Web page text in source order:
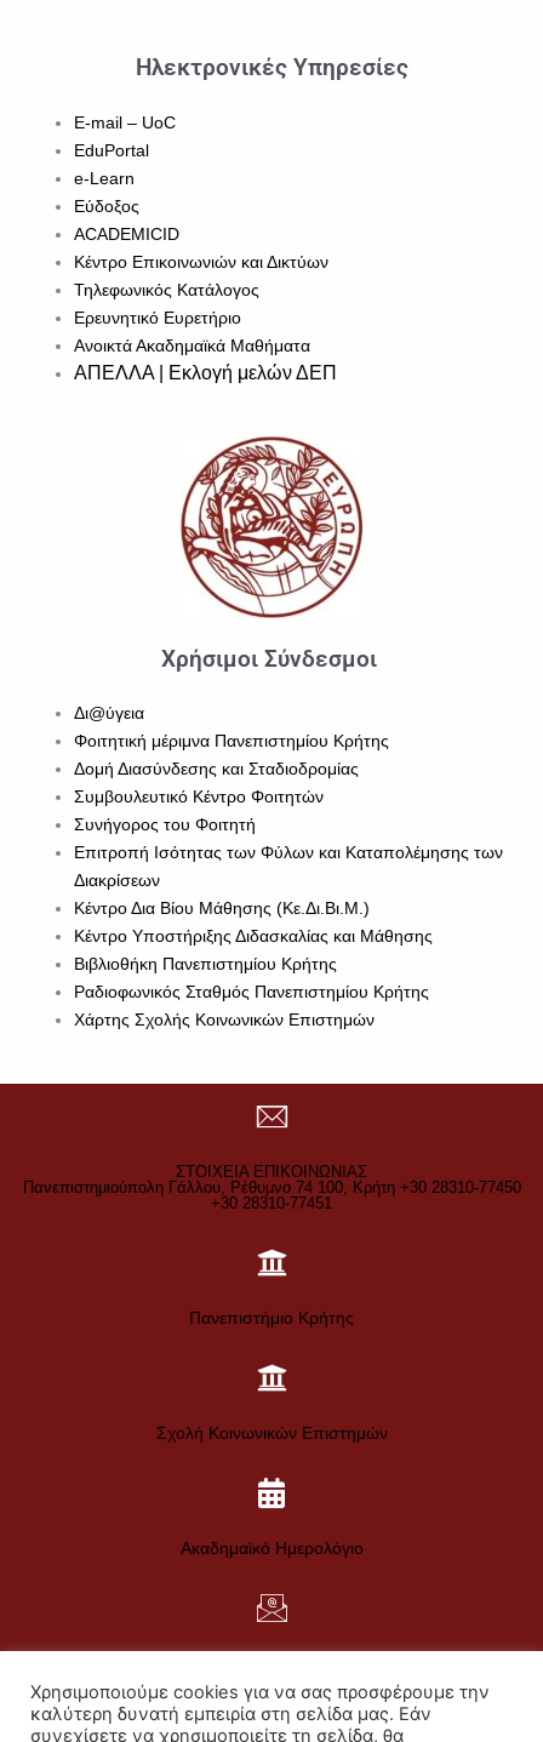
Ηλεκτρονικές Υπηρεσίες
E-mail – UoC
EduPortal
e-Learn
Εύδοξος
ACADEMICID
Κέντρο Επικοινωνιών και Δικτύων
Τηλεφωνικός Κατάλογος
Ερευνητικό Ευρετήριο
Ανοικτά Ακαδημαϊκά Μαθήματα
ΑΠΕΛΛΑ | Εκλογή μελών ΔΕΠ
Χρήσιμοι Σύνδεσμοι
Δι@ύγεια
Φοιτητική μέριμνα Πανεπιστημίου Κρήτης
Δομή Διασύνδεσης και Σταδιοδρομίας
Συμβουλευτικό Κέντρο Φοιτητών
Συνήγορος του Φοιτητή
Επιτροπή Ισότητας των Φύλων και Καταπολέμησης των
Διακρίσεων
Κέντρο Δια Βίου Μάθησης (Κε.Δι.Βι.Μ.)
Κέντρο Υποστήριξης Διδασκαλίας και Μάθησης
Βιβλιοθήκη Πανεπιστημίου Κρήτης
Ραδιοφωνικός Σταθμός Πανεπιστημίου Κρήτης
Χάρτης Σχολής Κοινωνικών Επιστημών
ΣΤΟΙΧΕΙΑ ΕΠΙΚΟΙΝΩΝΙΑΣ
Πανεπιστημιούπολη Γάλλου, Ρέθυμνο 74 100, Κρήτη +30 28310-77450
+30 28310-77451
Πανεπιστήμιο Κρήτης
Σχολή Κοινωνικών Επιστημών
Ακαδημαϊκό Ημερολόγιο
Πολιτική Απορρήτου
Χρησιμοποιούμε cookies για να σας προσφέρουμε την
καλύτερη δυνατή εμπειρία στη σελίδα μας. Εάν
συνεχίσετε να χρησιμοποιείτε τη σελίδα, θα